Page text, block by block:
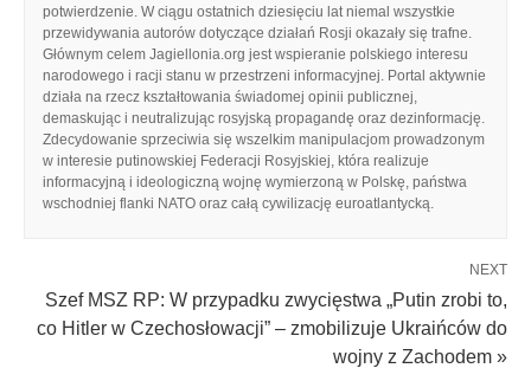
potwierdzenie. W ciągu ostatnich dziesięciu lat niemal wszystkie
przewidywania autorów dotyczące działań Rosji okazały się trafne.
Głównym celem Jagiellonia.org jest wspieranie polskiego interesu
narodowego i racji stanu w przestrzeni informacyjnej. Portal aktywnie
działa na rzecz kształtowania świadomej opinii publicznej,
demaskując i neutralizując rosyjską propagandę oraz dezinformację.
Zdecydowanie sprzeciwia się wszelkim manipulacjom prowadzonym
w interesie putinowskiej Federacji Rosyjskiej, która realizuje
informacyjną i ideologiczną wojnę wymierzoną w Polskę, państwa
wschodniej flanki NATO oraz całą cywilizację euroatlantycką.
NEXT
Szef MSZ RP: W przypadku zwycięstwa „Putin zrobi to,
co Hitler w Czechosłowacji” – zmobilizuje Ukraińców do
wojny z Zachodem »